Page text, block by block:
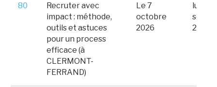
80
Recruter avec
impact : méthode,
outils et astuces
pour un process
efficace (à
CLERMONT-
FERRAND)
Le 7
octobre
2026
lundi
2026